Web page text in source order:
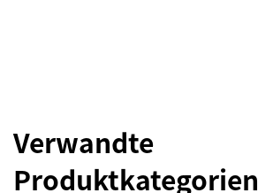
Verwandte
Produktkategorien